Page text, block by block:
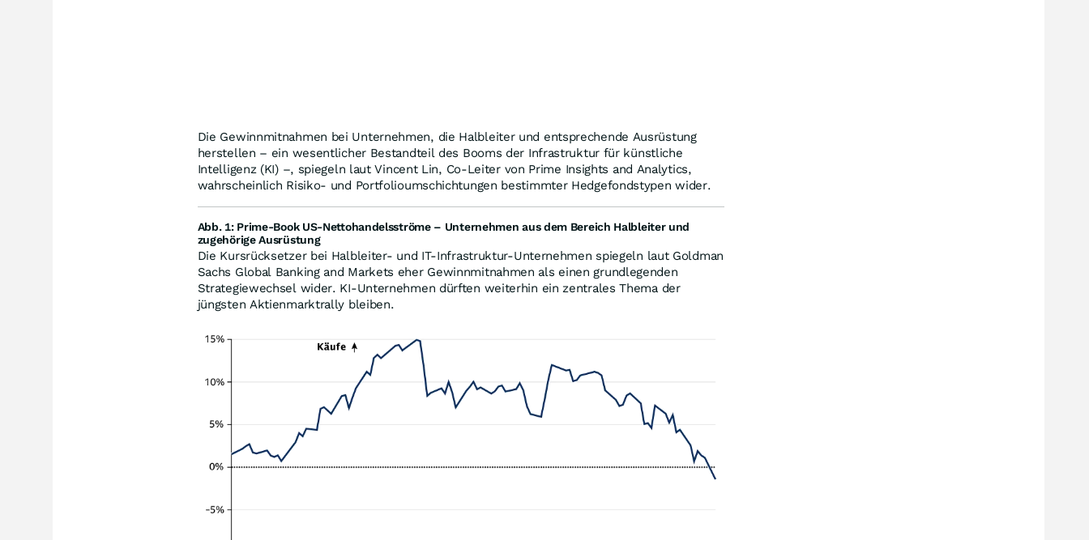
Die Gewinnmitnahmen bei Unternehmen, die Halbleiter und entsprechende Ausrüstung
herstellen – ein wesentlicher Bestandteil des Booms der Infrastruktur für künstliche
Intelligenz (KI) –, spiegeln laut Vincent Lin, Co-Leiter von Prime Insights and Analytics,
wahrscheinlich Risiko- und Portfolioumschichtungen bestimmter Hedgefondstypen wider.
Abb. 1: Prime-Book US-Nettohandelsströme – Unternehmen aus dem Bereich Halbleiter und
zugehörige Ausrüstung
Die Kursrücksetzer bei Halbleiter- und IT-Infrastruktur-Unternehmen spiegeln laut Goldman
Sachs Global Banking and Markets eher Gewinnmitnahmen als einen grundlegenden
Strategiewechsel wider. KI-Unternehmen dürften weiterhin ein zentrales Thema der
jüngsten Aktienmarktrally bleiben.